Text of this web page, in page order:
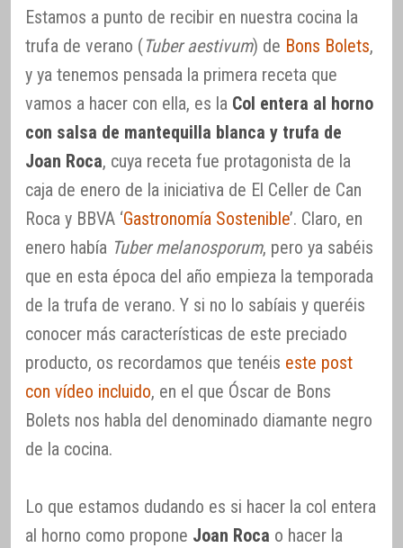
Estamos a punto de recibir en nuestra cocina la
trufa de verano (Tuber aestivum) de Bons Bolets,
y ya tenemos pensada la primera receta que
vamos a hacer con ella, es la Col entera al horno
con salsa de mantequilla blanca y trufa de
Joan Roca, cuya receta fue protagonista de la
caja de enero de la iniciativa de El Celler de Can
Roca y BBVA ‘Gastronomía Sostenible’. Claro, en
enero había Tuber melanosporum, pero ya sabéis
que en esta época del año empieza la temporada
de la trufa de verano. Y si no lo sabíais y queréis
conocer más características de este preciado
producto, os recordamos que tenéis este post
con vídeo incluido, en el que Óscar de Bons
Bolets nos habla del denominado diamante negro
de la cocina.
Lo que estamos dudando es si hacer la col entera
al horno como propone Joan Roca o hacer la